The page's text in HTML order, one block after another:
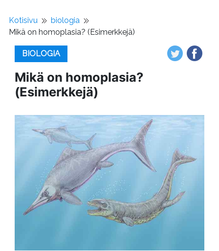
Kotisivu
biologia
Mikä on homoplasia? (Esimerkkejä)
BIOLOGIA
Mikä on homoplasia?
(Esimerkkejä)